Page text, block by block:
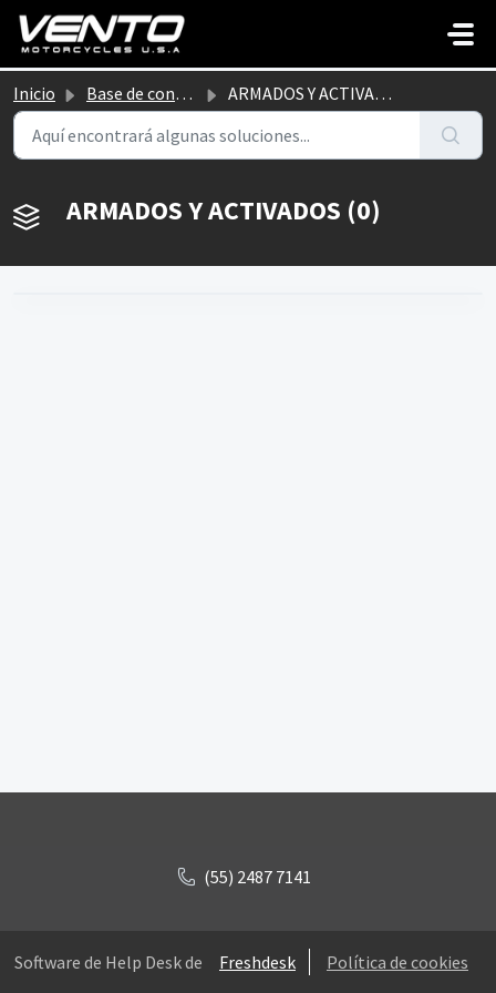
Saltar al contenido principal
Inicio Base de conocimientos ARMADOS Y ACTIVADOS
ARMADOS Y ACTIVADOS (0)
(55) 2487 7141
Software de Help Desk de Freshdesk Política de cookies